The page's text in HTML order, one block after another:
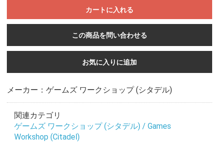
カートに入れる
この商品を問い合わせる
お気に入りに追加
メーカー：ゲームズ ワークショップ (シタデル)
関連カテゴリ
ゲームズ ワークショップ (シタデル) / Games
Workshop (Citadel)